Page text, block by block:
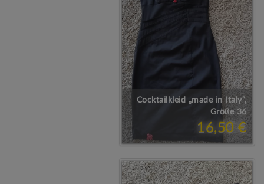
Cocktailkleid „made in Italy“,
Größe 36
16,50 €